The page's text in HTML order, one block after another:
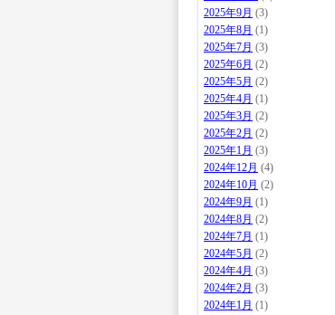
2025年9月 (3)
2025年8月 (1)
2025年7月 (3)
2025年6月 (2)
2025年5月 (2)
2025年4月 (1)
2025年3月 (2)
2025年2月 (2)
2025年1月 (3)
2024年12月 (4)
2024年10月 (2)
2024年9月 (1)
2024年8月 (2)
2024年7月 (1)
2024年5月 (2)
2024年4月 (3)
2024年2月 (3)
2024年1月 (1)